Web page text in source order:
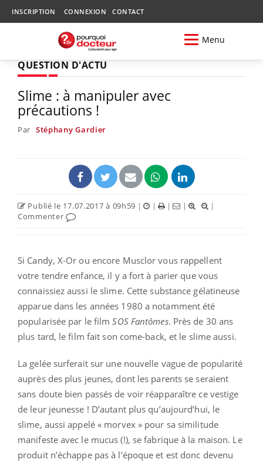
INSCRIPTION CONNEXION CONTACT
Menu
QUESTION D'ACTU
Slime : à manipuler avec
précautions !
Par Stéphany Gardier
Publié le 17.07.2017 à 09h59 | | | |
|
Commenter
Si Candy, X-Or ou encore Musclor vous rappellent
votre tendre enfance, il y a fort à parier que vous
connaissiez aussi le slime. Cette substance gélatineuse
apparue dans les années 1980 a notamment été
popularisée par le filmSOS Fantômes. Près de 30 ans
plus tard, le film fait son come-back, et le slime aussi.
La gelée surferait sur une nouvelle vague de popularité
auprès des plus jeunes, dont les parents se seraient
sans doute bien passés de voir réapparaître ce vestige
de leur jeunesse ! D’autant plus qu’aujourd’hui, le
slime, aussi appelé « morvex » pour sa similitude
manifeste avec le mucus (!), se fabrique à la maison. Le
produit n’échappe pas à l’époque et est donc devenu